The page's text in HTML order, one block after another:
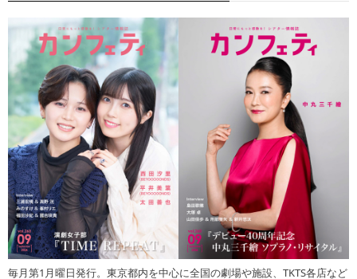
毎月第1月曜日発行。東京都内を中心に全国の劇場や施設、TKTS各店など